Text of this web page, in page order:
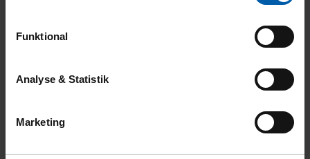
gewährleisten.
Für die Darstellung personalisierter Angebote, Anzeigen
und Inhalte aufgrund Ihres Nutzerverhaltens und Ihres
Zwecke zur Analyse und Optimierung unserer
Funktional
Analyse & Statistik
Marketing